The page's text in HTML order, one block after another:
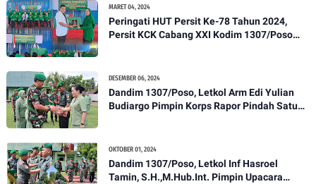
MARET 04, 2024
Peringati HUT Persit Ke-78 Tahun 2024,
Persit KCK Cabang XXI Kodim 1307/Poso
DESEMBER 06, 2024
Dandim 1307/Poso, Letkol Arm Edi Yulian
Budiargo Pimpin Korps Rapor Pindah Satuan
OKTOBER 01, 2024
Dandim 1307/Poso, Letkol Inf Hasroel
Tamin, S.H.,M.Hub.Int. Pimpin Upacara